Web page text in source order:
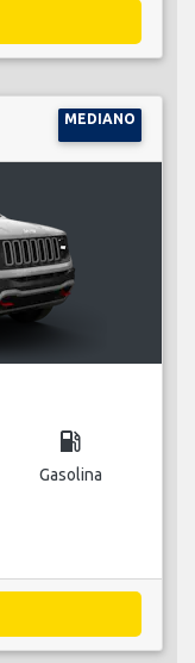
MEDIANO
local_gas_station
Gasolina